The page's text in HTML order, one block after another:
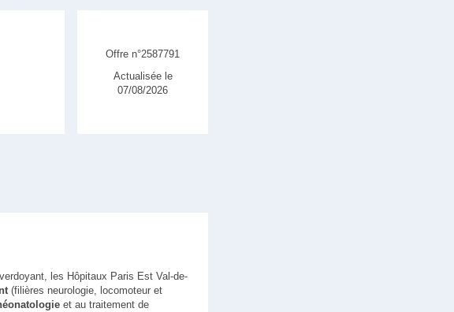
Offre n°2587791
Actualisée le
07/08/2026
les Hôpitaux Paris Est Val-de-
(filières neurologie, locomoteur et
et au traitement de